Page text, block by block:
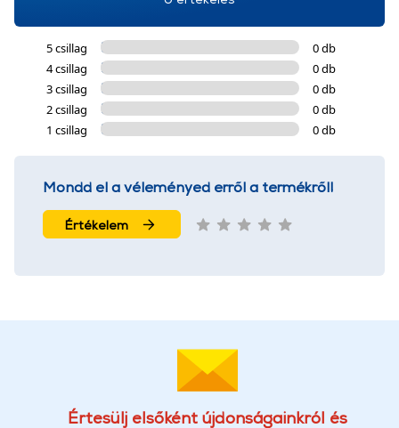
5 csillag
0 db
4 csillag
0 db
3 csillag
0 db
2 csillag
0 db
1 csillag
0 db
Mondd el a véleményed erről a termékről!
Értékelem
Értesülj elsőként újdonságainkról és